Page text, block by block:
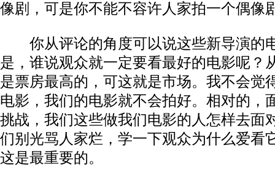
像剧，可是你不能不容许人家拍一个偶像
你从评论的角度可以说这些新导演的
是，谁说观众就一定要看最好的电影呢？
是票房最高的，可这就是市场。我不会觉
电影，我们的电影就不会拍好。相对的，
挑战，我们这些做我们电影的人怎样去面
们别光骂人家烂，学一下观众为什么爱看
这是最重要的。